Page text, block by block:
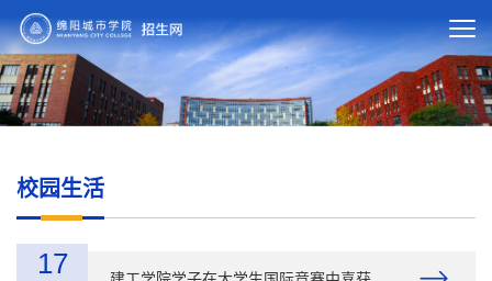
校园生活
17